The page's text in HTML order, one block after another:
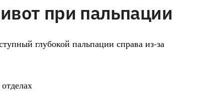
при пальпации
глубокой пальпации справа из-за